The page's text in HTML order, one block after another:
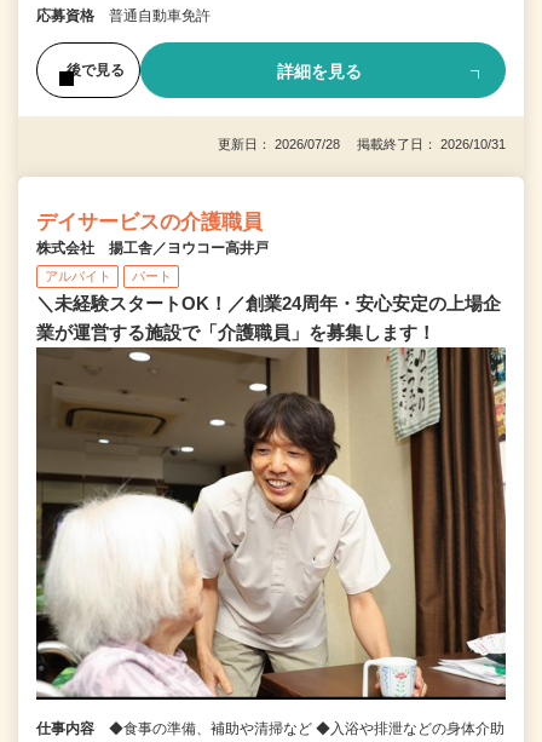
応募資格 普通自動車免許
後で見る 詳細を見る
更新日： 2026/07/28 掲載終了日： 2026/10/31
デイサービスの介護職員
株式会社 揚工舎／ヨウコー高井戸
アルバイト パート
＼未経験スタートOK！／創業24周年・安心安定の上場企
業が運営する施設で「介護職員」を募集します！
仕事内容
◆食事の準備、補助や清掃など ◆入浴や排泄などの身体介助